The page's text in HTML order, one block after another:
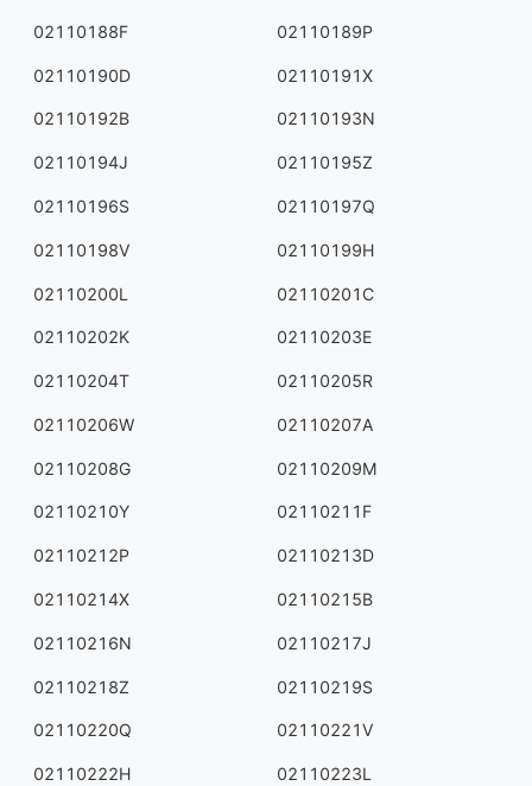
02110188F 02110189P
02110190D 02110191X
02110192B 02110193N
02110194J 02110195Z
02110196S 02110197Q
02110198V 02110199H
02110200L 02110201C
02110202K 02110203E
02110204T 02110205R
02110206W 02110207A
02110208G 02110209M
02110210Y 02110211F
02110212P 02110213D
02110214X 02110215B
02110216N 02110217J
02110218Z 02110219S
02110220Q 02110221V
02110222H 02110223L